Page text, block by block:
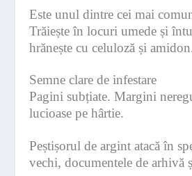
Este unul dintre cei mai
Trăiește în locuri umede și
hrănește cu celuloză și
Semne clare de infestare
Pagini subțiate. Margini
lucioase pe hârtie.
Peștișorul de argint atacă în
vechi, documentele de arhivă